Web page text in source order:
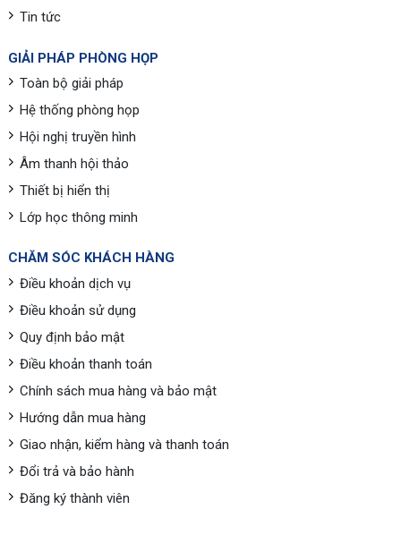
Tin tức
GIẢI PHÁP PHÒNG HỌP
Toàn bộ giải pháp
Hệ thống phòng họp
Hội nghị truyền hình
Âm thanh hội thảo
Thiết bị hiển thị
Lớp học thông minh
CHĂM SÓC KHÁCH HÀNG
Điều khoản dịch vụ
Điều khoản sử dụng
Quy định bảo mật
Điều khoản thanh toán
Chính sách mua hàng và bảo mật
Hướng dẫn mua hàng
Giao nhận, kiểm hàng và thanh toán
Đổi trả và bảo hành
Đăng ký thành viên